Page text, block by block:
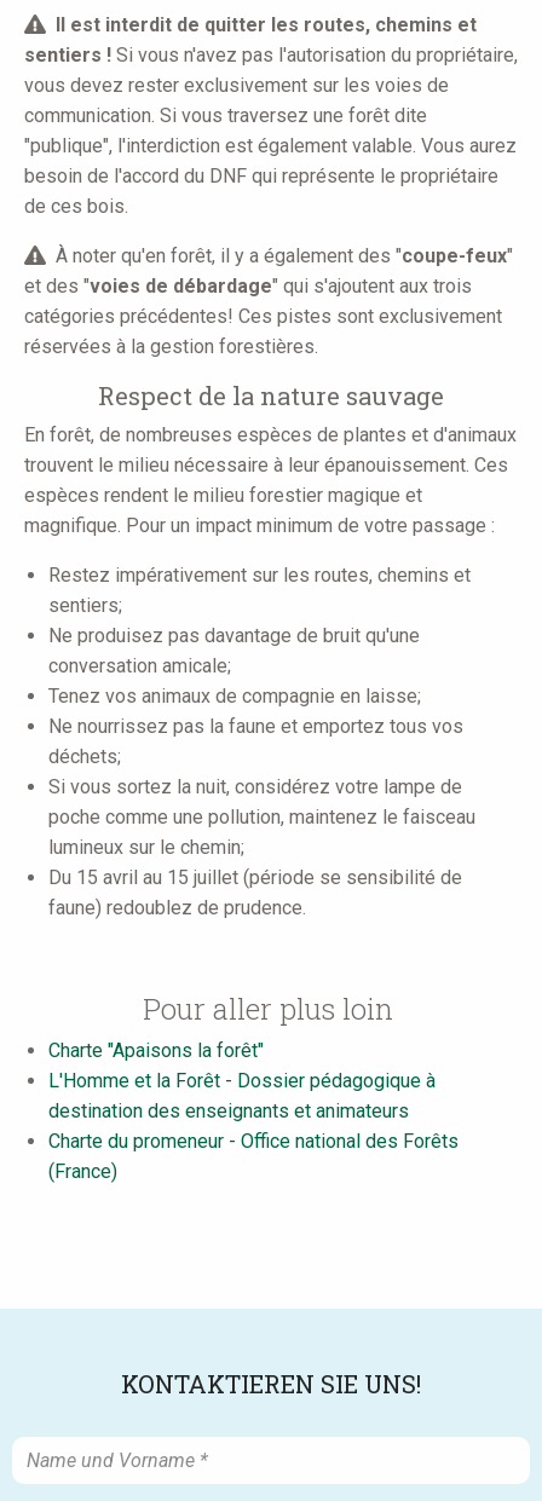
Il est interdit de quitter les routes, chemins et
sentiers ! Si vous n'avez pas l'autorisation du propriétaire,
vous devez rester exclusivement sur les voies de
communication. Si vous traversez une forêt dite
"publique", l'interdiction est également valable. Vous aurez
besoin de l'accord du DNF qui représente le propriétaire
de ces bois.
À noter qu'en forêt, il y a également des "coupe-feux"
et des "voies de débardage" qui s'ajoutent aux trois
catégories précédentes! Ces pistes sont exclusivement
réservées à la gestion forestières.
Respect de la nature sauvage
En forêt, de nombreuses espèces de plantes et d'animaux
trouvent le milieu nécessaire à leur épanouissement. Ces
espèces rendent le milieu forestier magique et
magnifique. Pour un impact minimum de votre passage :
Restez impérativement sur les routes, chemins et
sentiers;
Ne produisez pas davantage de bruit qu'une
conversation amicale;
Tenez vos animaux de compagnie en laisse;
Ne nourrissez pas la faune et emportez tous vos
déchets;
Si vous sortez la nuit, considérez votre lampe de
poche comme une pollution, maintenez le faisceau
lumineux sur le chemin;
Du 15 avril au 15 juillet (période se sensibilité de
faune) redoublez de prudence.
Pour aller plus loin
Charte "Apaisons la forêt"
L'Homme et la Forêt - Dossier pédagogique à
destination des enseignants et animateurs
Charte du promeneur - Office national des Forêts
(France)
KONTAKTIEREN SIE UNS!